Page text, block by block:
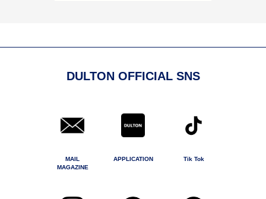
DULTON OFFICIAL SNS
MAIL
MAGAZINE
APPLICATION Tik Tok